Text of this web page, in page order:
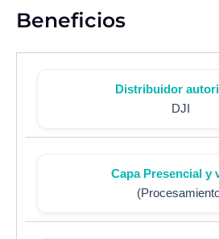
Beneficios
Distribuidor
DJI
Capa Presencial y